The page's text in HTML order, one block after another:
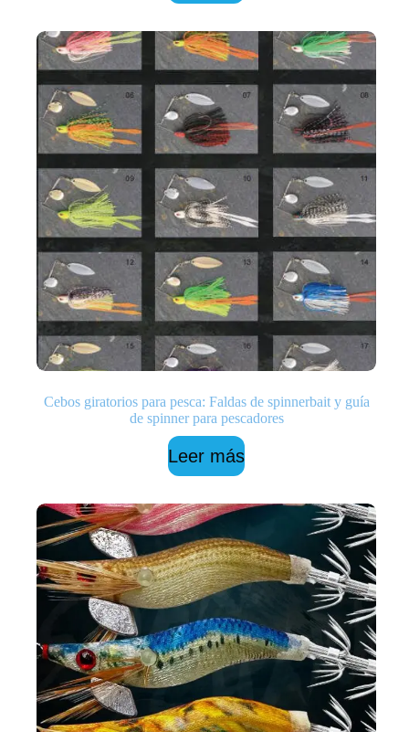
Cebos giratorios para pesca: Faldas de spinnerbait y guía
de spinner para pescadores
Leer más